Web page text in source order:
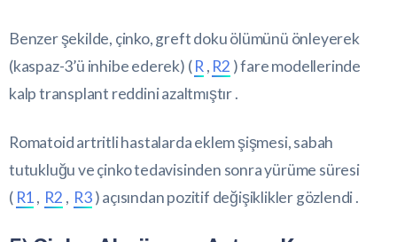
Benzer şekilde, çinko, greft doku ölümünü önleyerek
(kaspaz-3’ü inhibe ederek) (R , R2 ) fare modellerinde
kalp transplant reddini azaltmıştır .
Romatoid artritli hastalarda eklem şişmesi, sabah
tutukluğu ve çinko tedavisinden sonra yürüme süresi
( R1, R2 , R3) açısından pozitif değişiklikler gözlendi .